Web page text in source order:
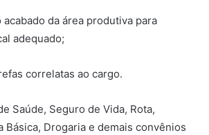
da área produtiva para
adequado;
correlatas ao cargo.
Saúde, Seguro de Vida, Rota,
Básica, Drogaria e demais convênios